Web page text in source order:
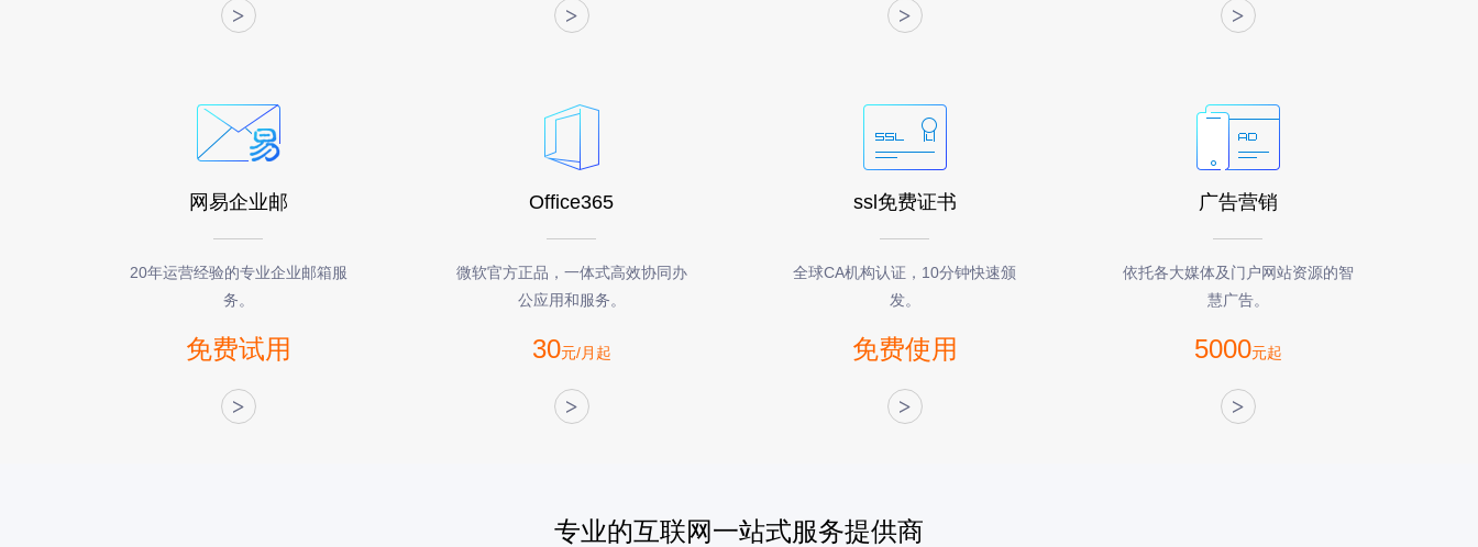
> > > >
网易企业邮
20年运营经验的专业企业邮箱服
务。
免费试用
>
Office365
微软官方正品，一体式高效协同办
公应用和服务。
30元/月起
>
ssl免费证书
全球CA机构认证，10分钟快速颁
发。
免费使用
>
广告营销
依托各大媒体及门户网站资源的智
慧广告。
5000元起
>
专业的互联网一站式服务提供商